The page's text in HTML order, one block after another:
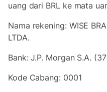
uang dari BRL ke mata
Nama rekening: WISE
LTDA.
Bank: J.P. Morgan S.A.
Kode Cabang: 0001